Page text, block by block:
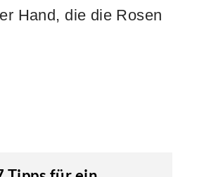
Hand, die die Rosen